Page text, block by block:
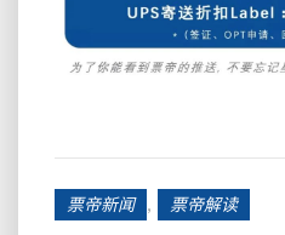
票帝新闻 , 票帝解读